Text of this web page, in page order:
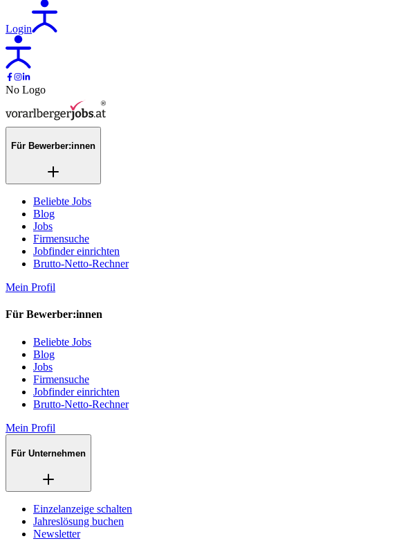
Login
No Logo
Für Bewerber:innen
Beliebte Jobs
Blog
Jobs
Firmensuche
Jobfinder einrichten
Brutto-Netto-Rechner
Mein Profil
Für Bewerber:innen
Beliebte Jobs
Blog
Jobs
Firmensuche
Jobfinder einrichten
Brutto-Netto-Rechner
Mein Profil
Für Unternehmen
Einzelanzeige schalten
Jahreslösung buchen
Newsletter